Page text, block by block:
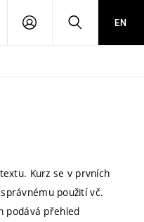
PŘIHLÁSIT HLEDATEN
Kurz se v prvních
použití vč.
podává přehled